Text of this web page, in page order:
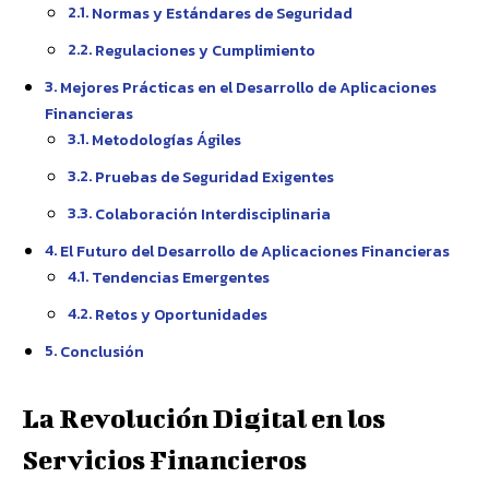
Normas y Estándares de Seguridad
Regulaciones y Cumplimiento
Mejores Prácticas en el Desarrollo de Aplicaciones
Financieras
Metodologías Ágiles
Pruebas de Seguridad Exigentes
Colaboración Interdisciplinaria
El Futuro del Desarrollo de Aplicaciones Financieras
Tendencias Emergentes
Retos y Oportunidades
Conclusión
La Revolución Digital en los
Servicios Financieros